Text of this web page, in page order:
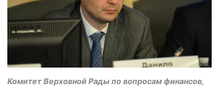
Комитет Верховной Рады по вопросам финансов,